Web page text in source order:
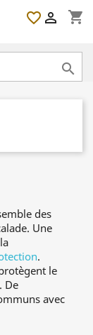
shopping_cart

favorite_border

des
Une
.
le
. De
avec